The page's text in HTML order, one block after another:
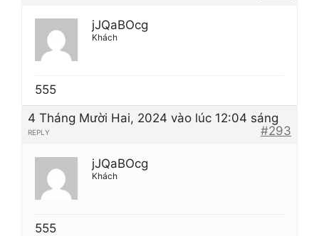
jJQaBOcg
Khách
555
4 Tháng Mười Hai, 2024 vào lúc 12:04 sáng
#293
REPLY
jJQaBOcg
Khách
555